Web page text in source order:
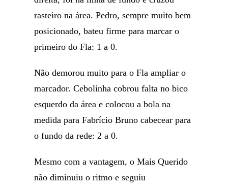
rasteiro na área. Pedro, sempre muito bem
posicionado, bateu firme para marcar o
primeiro do Fla: 1 a 0.
Não demorou muito para o Fla ampliar o
marcador. Cebolinha cobrou falta no bico
esquerdo da área e colocou a bola na
medida para Fabrício Bruno cabecear para
o fundo da rede: 2 a 0.
Mesmo com a vantagem, o Mais Querido
não diminuiu o ritmo e seguiu